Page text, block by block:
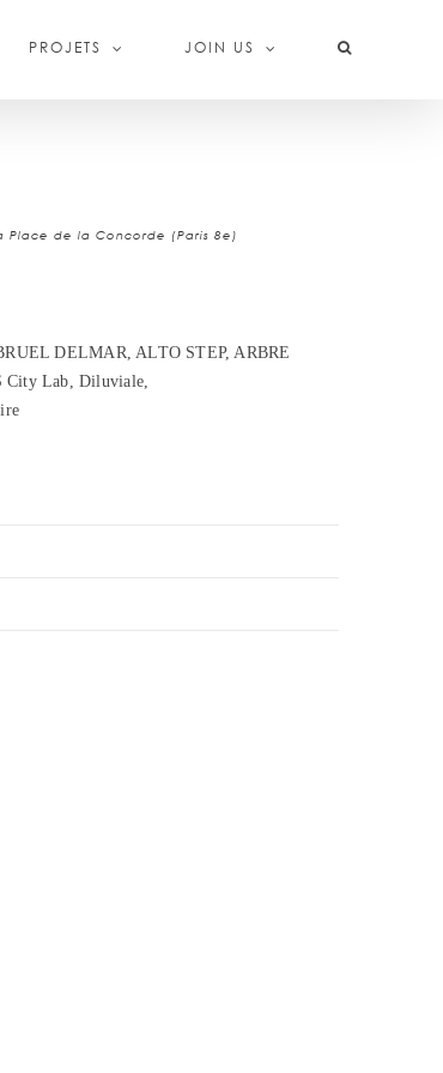
PROJETS JOIN US
de la Concorde (Paris 8e)
DELMAR, ALTO STEP, ARBRE
City Lab, Diluviale,